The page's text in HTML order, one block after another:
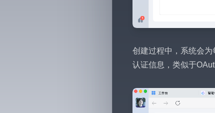
创建过程中，系统会
认证信息，类似于